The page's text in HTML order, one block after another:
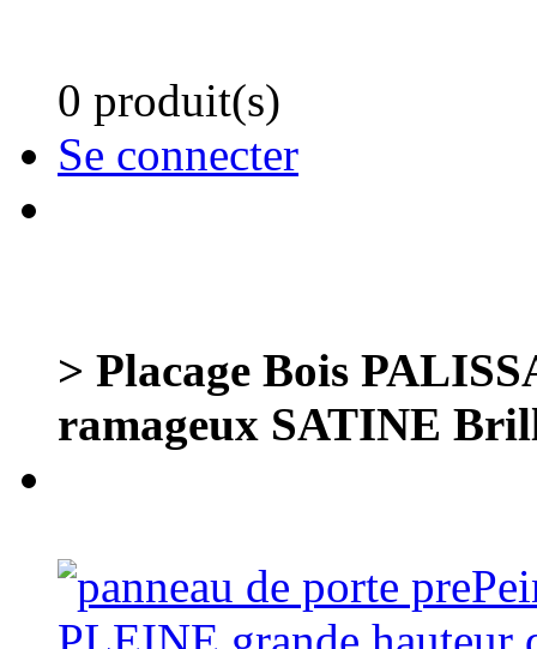
0 produit(s)
Se connecter
> Placage Bois
ramageux SATINE